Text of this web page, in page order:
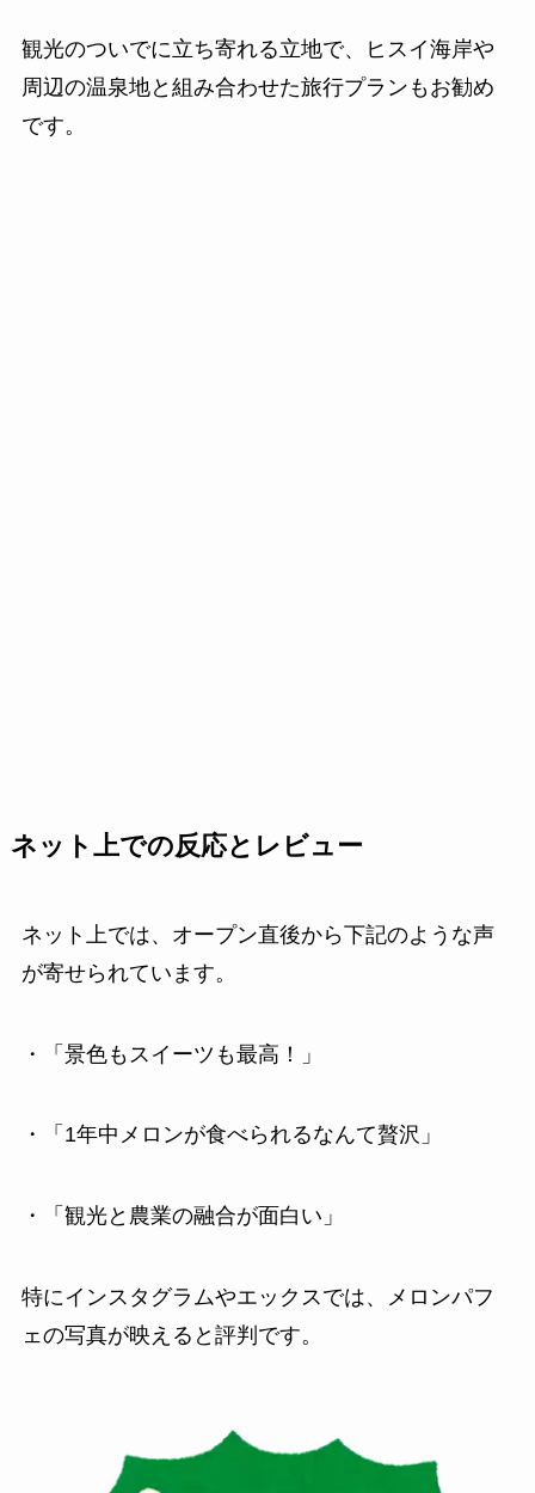
観光のついでに立ち寄れる立地で、ヒスイ海岸や
周辺の温泉地と組み合わせた旅行プランもお勧め
です。
ネット上での反応とレビュー
ネット上では、オープン直後から下記のような声
が寄せられています。
・「景色もスイーツも最高！」
・「1年中メロンが食べられるなんて贅沢」
・「観光と農業の融合が面白い」
特にインスタグラムやエックスでは、メロンパフ
ェの写真が映えると評判です。